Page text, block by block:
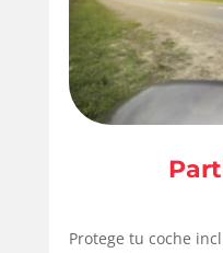
Protege tu coche